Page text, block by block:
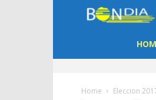
Home Eleccion